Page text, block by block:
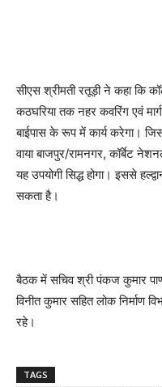
सीएस श्रीमती रतूड़ी ने कहा
कठघरिया तक नहर कवरिंग एवं
बाईपास के रूप में कार्य करेगा।
वाया बाजपुर/रामनगर, कॉर्बेट
यह उपयोगी सिद्ध होगा। इससे
सकता है।
बैठक में सचिव श्री पंकज कुमार
विनीत कुमार सहित लोक निर्माण
रहे।
TAGS